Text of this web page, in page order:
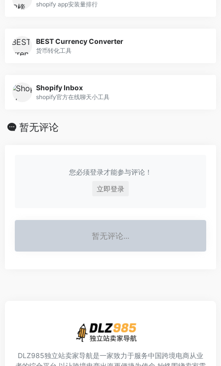
shopify app安装量排行
BEST Currency Converter
货币转化工具
Shopify Inbox
shopify官方在线聊天小工具
暂无评论
您必须登录才能参与评论！
立即登录
暂无评论...
DLZ985独立站卖家导航是一家致力于服务中国跨境电商从业